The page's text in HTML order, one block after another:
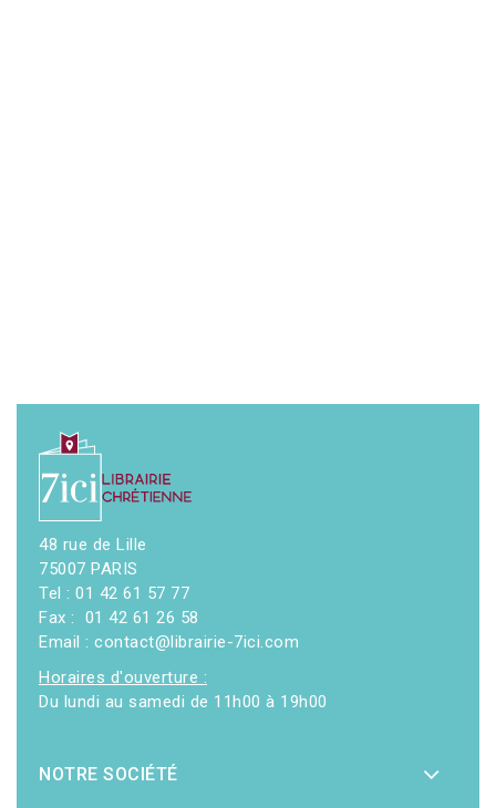
48 rue de Lille
75007 PARIS
Tel : 01 42 61 57 77
Fax : 01 42 61 26 58
Email : contact@librairie-7ici.com
Horaires d'ouverture :
Du lundi au samedi de 11h00 à 19h00
NOTRE SOCIÉTÉ